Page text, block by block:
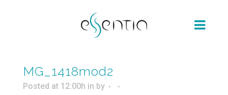
MG_1418mod2
Posted at 12:00h in by